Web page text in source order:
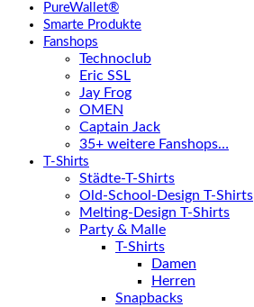
PureWallet®
Smarte Produkte
Fanshops
Technoclub
Eric SSL
Jay Frog
OMEN
Captain Jack
35+ weitere Fanshops…
T-Shirts
Städte-T-Shirts
Old-School-Design T-Shirts
Melting-Design T-Shirts
Party & Malle
T-Shirts
Damen
Herren
Snapbacks